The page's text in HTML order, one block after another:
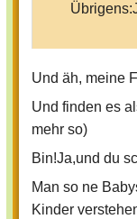
Und äh, meine
Und finden es
mehr so)
Bin!Ja,und du
Man so ne
Kinder